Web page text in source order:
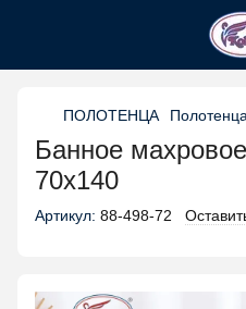
ПОЛОТЕНЦА
Банное
70х140
Артикул: 88-498-72